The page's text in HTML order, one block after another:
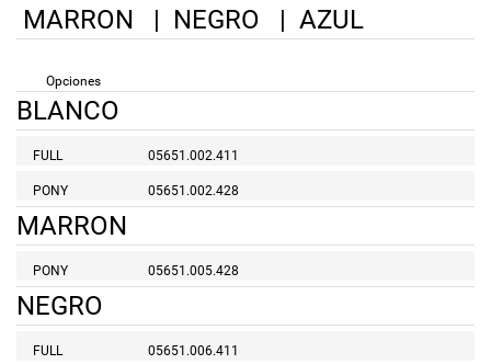
MARRON | NEGRO | AZUL
Opciones
BLANCO
FULL 05651.002.411
PONY 05651.002.428
MARRON
PONY 05651.005.428
NEGRO
FULL 05651.006.411